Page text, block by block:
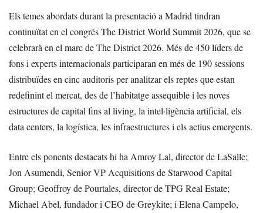
Els temes abordats durant la presentació a Madrid tindran
continuïtat en el congrés The District World Summit 2026, que se
celebrarà en el marc de The District 2026. Més de 450 líders de
fons i experts internacionals participaran en més de 190 sessions
distribuïdes en cinc auditoris per analitzar els reptes que estan
redefinint el mercat, des de l’habitatge assequible i les noves
estructures de capital fins al living, la intel·ligència artificial, els
data centers, la logística, les infraestructures i els actius emergents.
Entre els ponents destacats hi ha Amroy Lal, director de LaSalle;
Jon Asumendi, Senior VP Acquisitions de Starwood Capital
Group; Geoffroy de Pourtales, director de TPG Real Estate;
Michael Abel, fundador i CEO de Greykite; i Elena Campelo,